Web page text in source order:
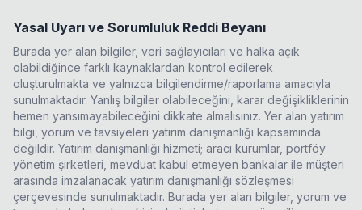
Yasal Uyarı ve Sorumluluk Reddi Beyanı
Burada yer alan bilgiler, veri sağlayıcıları ve halka açık
olabildiğince farklı kaynaklardan kontrol edilerek
oluşturulmakta ve yalnızca bilgilendirme/raporlama amacıyla
sunulmaktadır. Yanlış bilgiler olabileceğini, karar değişikliklerinin
hemen yansımayabileceğini dikkate almalısınız. Yer alan yatırım
bilgi, yorum ve tavsiyeleri yatırım danışmanlığı kapsamında
değildir. Yatırım danışmanlığı hizmeti; aracı kurumlar, portföy
yönetim şirketleri, mevduat kabul etmeyen bankalar ile müşteri
arasında imzalanacak yatırım danışmanlığı sözleşmesi
çerçevesinde sunulmaktadır. Burada yer alan bilgiler, yorum ve